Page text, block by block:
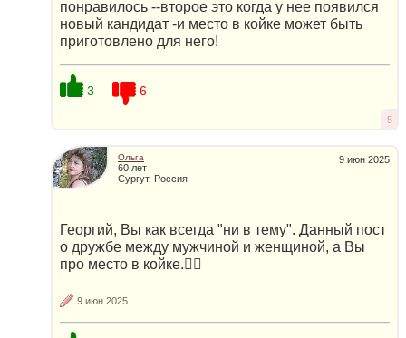
понравилось --второе это когда у нее появился
новый кандидат -и место в койке может быть
приготовлено для него!
3 6
5
9 июн 2025
Ольга
60 лет
Сургут, Россия
Георгий, Вы как всегда "ни в тему". Данный пост
о дружбе между мужчиной и женщиной, а Вы
про место в койке.🤦‍♀️
9 июн 2025